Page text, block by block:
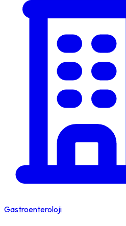
Gastroenteroloji